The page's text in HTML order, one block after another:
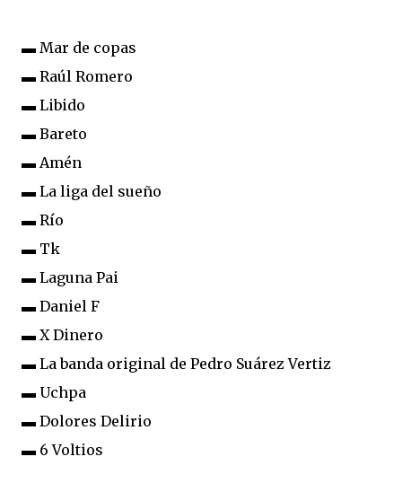
▬ Mar de copas
▬ Raúl Romero
▬ Libido
▬ Bareto
▬ Amén
▬ La liga del sueño
▬ Río
▬ Tk
▬ Laguna Pai
▬ Daniel F
▬ X Dinero
▬ La banda original de Pedro Suárez Vertiz
▬ Uchpa
▬ Dolores Delirio
▬ 6 Voltios